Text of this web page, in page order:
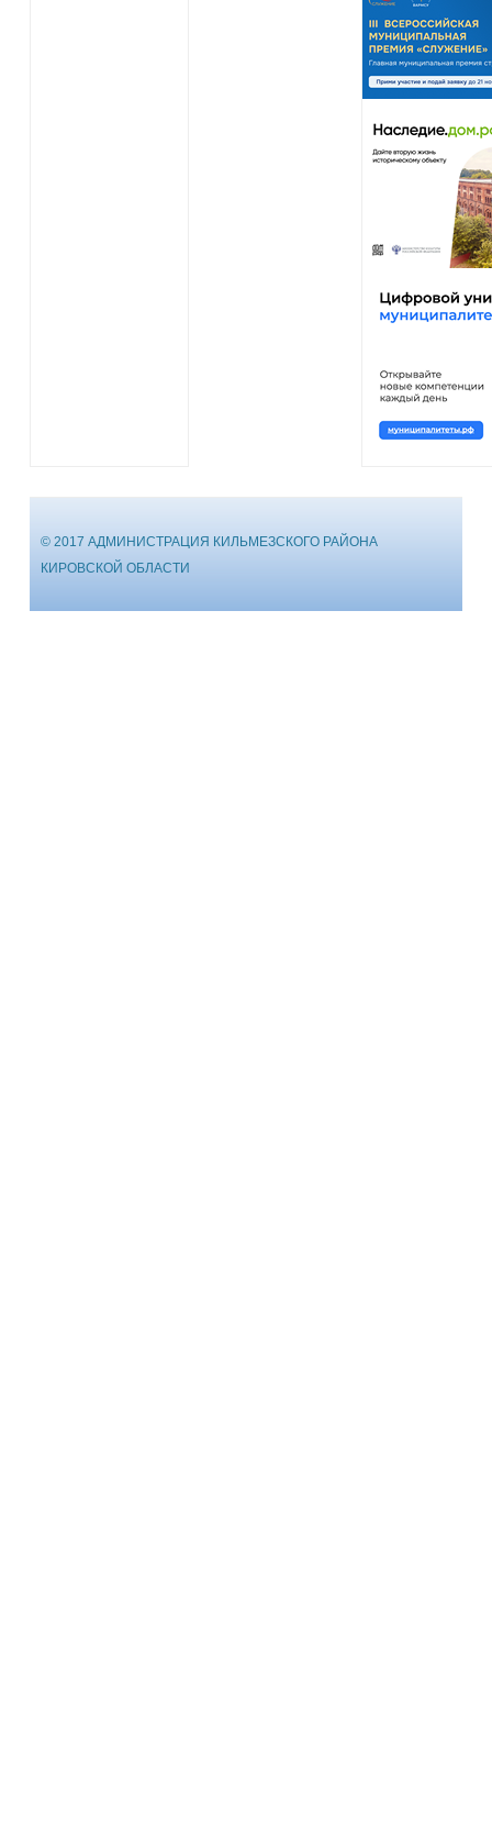
© 2017 АДМИНИСТРАЦИЯ КИЛЬМЕЗСКОГО РАЙОНА
КИРОВСКОЙ ОБЛАСТИ